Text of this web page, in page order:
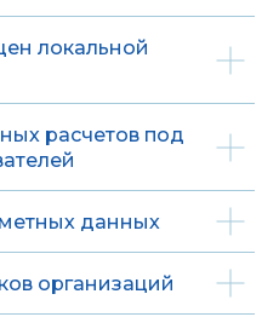
локальной
расчетов под
данных
организаций